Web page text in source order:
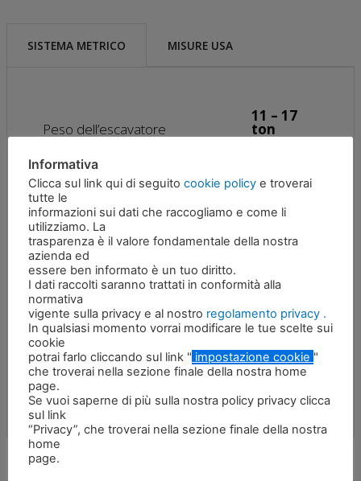
SISTEMA METRICO MISURE USA
Peso dell’escavatore
11 – 17
ton
Peso dell’attrezzatura
A Apertura
700 mm
B Lunghezza
1920 mm
C Larghezza
400 mm
Pressione massima dell’olio
310 bar
Portata massima dell’olio
180 – 220
L/min
Informativa
Clicca sul link qui di seguito cookie policy e troverai
tutte le
informazioni sui dati che raccogliamo e come li
utilizziamo. La
trasparenza è il valore fondamentale della nostra
azienda ed
essere ben informato è un tuo diritto.
I dati raccolti saranno trattati in conformità alla
normativa
vigente sulla privacy e al nostro regolamento privacy .
In qualsiasi momento vorrai modificare le tue scelte sui
cookie
potrai farlo cliccando sul link " impostazione cookie "
che troverai nella sezione finale della nostra home
page.
Se vuoi saperne di più sulla nostra policy privacy clicca
sul link
“Privacy”, che troverai nella sezione finale della nostra
home
page.